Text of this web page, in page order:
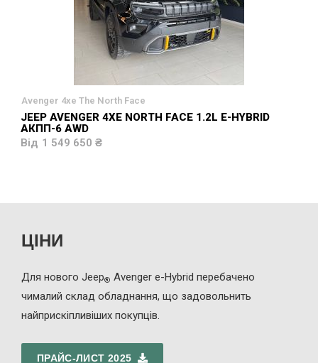
Avenger 4xe The North Face
JEEP AVENGER 4XE NORTH FACE 1.2L E-HYBRID
АКПП-6 AWD
1 549 650 ₴
ЦІНИ
Для нового Jeep® Avenger e-Hybrid перебачено
чималий склад обладнання, що задовольнить
найприскіпливіших покупців.
ПРАЙС-ЛИСТ 2025